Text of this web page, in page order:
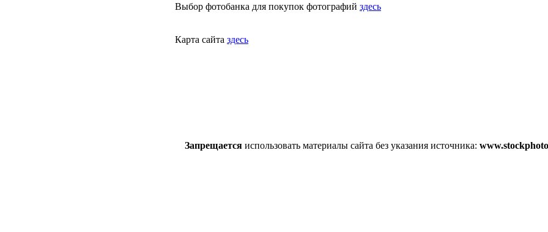
Выбор фотобанка для покупок фотографий здесь
Карта сайта здесь
Запрещаетсяиспользовать материалы сайта без указания источника: